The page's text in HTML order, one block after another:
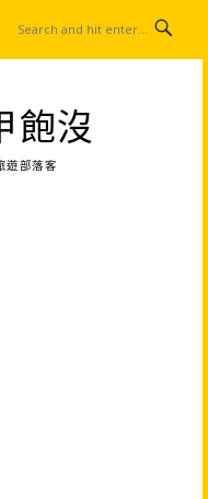
飽沒
遊部落客